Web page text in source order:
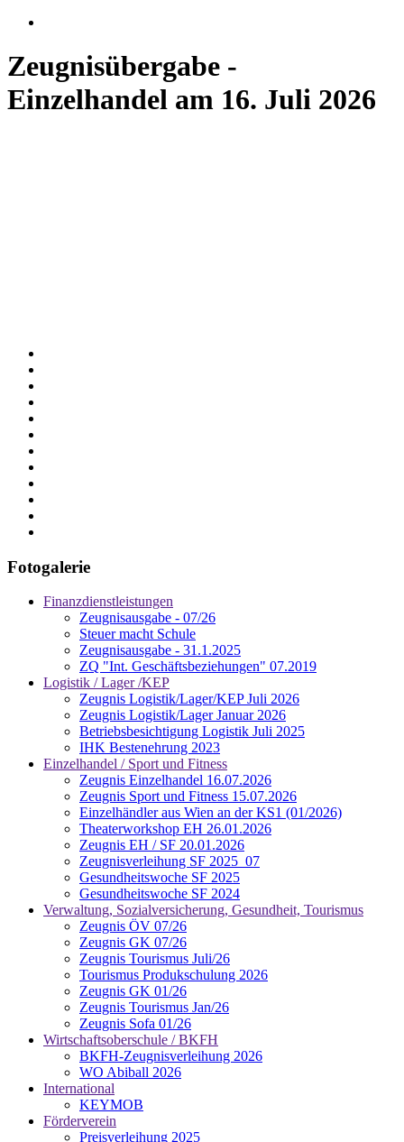
Zeugnisübergabe -
Einzelhandel am 16. Juli 2026
Fotogalerie
Finanzdienstleistungen
Zeugnisausgabe - 07/26
Steuer macht Schule
Zeugnisausgabe - 31.1.2025
ZQ "Int. Geschäftsbeziehungen" 07.2019
Logistik / Lager /KEP
Zeugnis Logistik/Lager/KEP Juli 2026
Zeugnis Logistik/Lager Januar 2026
Betriebsbesichtigung Logistik Juli 2025
IHK Bestenehrung 2023
Einzelhandel / Sport und Fitness
Zeugnis Einzelhandel 16.07.2026
Zeugnis Sport und Fitness 15.07.2026
Einzelhändler aus Wien an der KS1 (01/2026)
Theaterworkshop EH 26.01.2026
Zeugnis EH / SF 20.01.2026
Zeugnisverleihung SF 2025_07
Gesundheitswoche SF 2025
Gesundheitswoche SF 2024
Verwaltung, Sozialversicherung, Gesundheit, Tourismus
Zeugnis ÖV 07/26
Zeugnis GK 07/26
Zeugnis Tourismus Juli/26
Tourismus Produkschulung 2026
Zeugnis GK 01/26
Zeugnis Tourismus Jan/26
Zeugnis Sofa 01/26
Wirtschaftsoberschule / BKFH
BKFH-Zeugnisverleihung 2026
WO Abiball 2026
International
KEYMOB
Förderverein
Preisverleihung 2025